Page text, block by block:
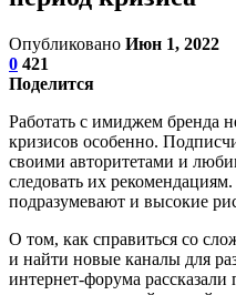
Опубликовано Июн 1, 2022
0 421
Поделится
Работать с имиджем бренда
кризисов особенно.
своими авторитетами и
следовать их
подразумевают и высокие
О том, как справиться со
и найти новые каналы для
интернет-форума рассказали